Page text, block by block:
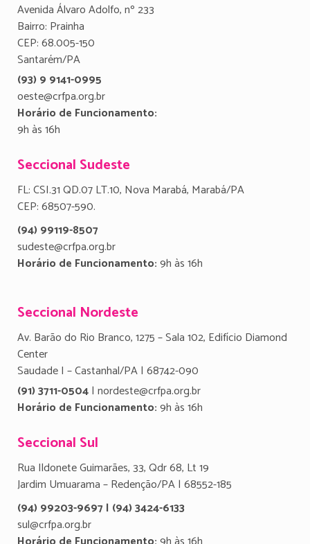
Avenida Álvaro Adolfo, nº 233
Bairro: Prainha
CEP: 68.005-150
Santarém/PA
(93) 9 9141-0995
oeste@crfpa.org.br
Horário de Funcionamento:
9h às 16h
Seccional Sudeste
FL: CSI.31 QD.07 LT.10, Nova Marabá, Marabá/PA
CEP: 68507-590.
(94) 99119-8507
sudeste@crfpa.org.br
Horário de Funcionamento:9h às 16h
Seccional Nordeste
Av. Barão do Rio Branco, 1275 – Sala 102, Edifício Diamond
Center
Saudade I – Castanhal/PA | 68742-090
(91) 3711-0504| nordeste@crfpa.org.br
Horário de Funcionamento:9h às 16h
Seccional Sul
Rua Ildonete Guimarães, 33, Qdr 68, Lt 19
Jardim Umuarama – Redenção/PA | 68552-185
(94) 99203-9697 | (94) 3424-6133
sul@crfpa.org.br